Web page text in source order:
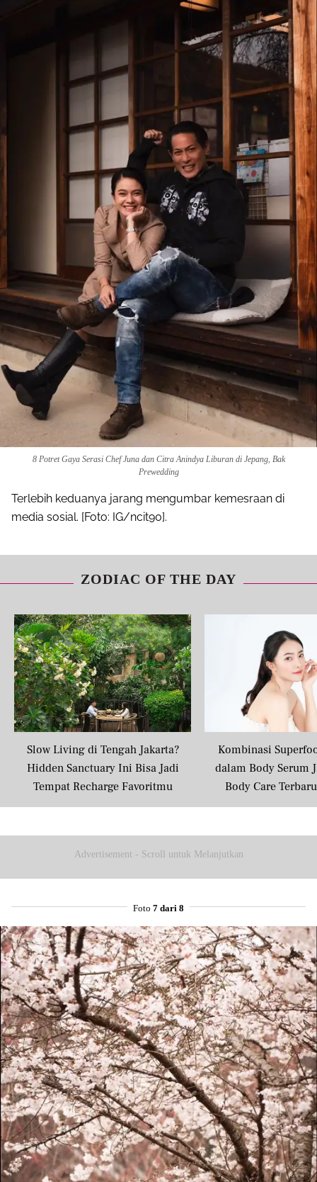
8 Potret Gaya Serasi Chef Juna dan Citra Anindya Liburan di Jepang, Bak
Prewedding
Terlebih keduanya jarang mengumbar kemesraan di
media sosial. [Foto: IG/ncit90].
ZODIAC OF THE DAY
Slow Living di Tengah Jakarta?
Hidden Sanctuary Ini Bisa Jadi
Tempat Recharge Favoritmu
Kombinasi
dalam Body Serum
Body Care
Masyarakat
Advertisement - Scroll untuk Melanjutkan
Foto 7 dari 8